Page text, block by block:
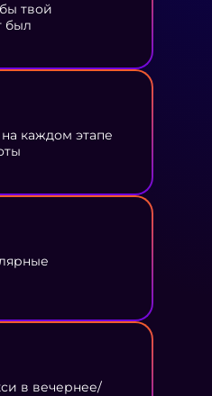
твой
был
каждом этапе
в вечернее/